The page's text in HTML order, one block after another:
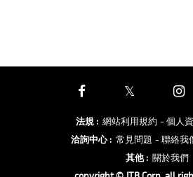
法規: 網站利用規約 - 個人
洽詢中心: 常見問題 - 聯絡我
其他: 關於我們